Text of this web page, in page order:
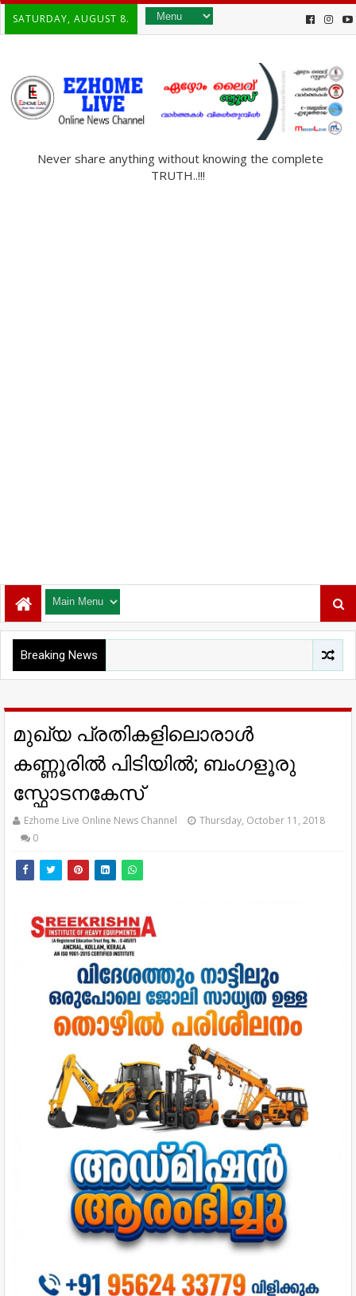
SATURDAY, AUGUST 8.
Never share anything without knowing the complete
TRUTH..!!!
Breaking News
മുഖ്യ പ്രതികളിലൊരാള്‍
കണ്ണൂരില്‍ പിടിയിൽ; ബംഗളൂരു
സ്ഫോടനകേസ്
Ezhome Live Online News Channel
Thursday, October 11, 2018
0